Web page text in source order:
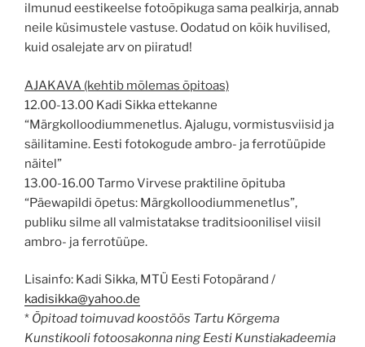
ilmunud eestikeelse fotoõpikuga sama pealkirja, annab
neile küsimustele vastuse. Oodatud on kõik huvilised,
kuid osalejate arv on piiratud!
AJAKAVA (kehtib mõlemas õpitoas)
12.00-13.00 Kadi Sikka ettekanne
“Märgkolloodiummenetlus. Ajalugu, vormistusviisid ja
säilitamine. Eesti fotokogude ambro- ja ferrotüüpide
näitel”
13.00-16.00 Tarmo Virvese praktiline õpituba
“Päewapildi õpetus: Märgkolloodiummenetlus”,
publiku silme all valmistatakse traditsioonilisel viisil
ambro- ja ferrotüüpe.
Lisainfo: Kadi Sikka, MTÜ Eesti Fotopärand /
kadisikka@yahoo.de
* Õpitoadtoimuvad koostöös Tartu Kõrgema
Kunstikooli fotoosakonna ning Eesti Kunstiakadeemia